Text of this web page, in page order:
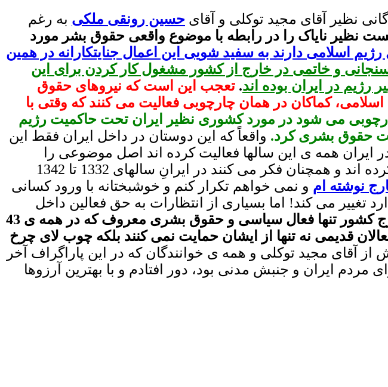
نظیر آقای مجید توکلی و آقای حسین رونقی ملکی به رغم
نظیر نایاک را در رابطه با موضوع واقعی حقوق بشر مورد
اسلامی دارند به سفید شویی این اعمال جنایتکارانه در همین
و خاتمی در خارج از کشور مشغول کار کردن برای این
رژیم در ایران بوده اند. تعجب این است که نیروهای حقوق
کماکان در همان چارچوبی فعالیت می کنند که وقتی با
چارچوبی می شود در مورد کشوری نظیر ایران تحت حاکمیت رژیم
حقوق بشری کرد. واقعاً که این دوستان در داخل ایران فقط این
همه ی این سالها فعالیت کرده اند اصل موضوعی را
فهمیده اند که بسیاری از فعالان حقوق بشر در خارج کشور هنوز درک نکرده اند و همچنان فکر می کنند در ایرانِ سالهای 1332 تا 1342
نوشته ام و نمی خواهم تکرار کنم و خوشبختانه با ورود کسانی
تغییر می کند! اما بسیاری از انتظارات به حق فعالین داخل
شخصاً در خارج کشور تنها فعال سیاسی و حقوق بشری معروف که در همه ی 43
قدیمی نه تنها از ایشان حمایت نمی کنند بلکه چوب لای چرخ
از آقای مجید توکلی و همه ی خوانندگان که در این پاراگراف آخر
مردم ایران و جنبش مدنی بود، دور افتادم و با بهترین آرزوها